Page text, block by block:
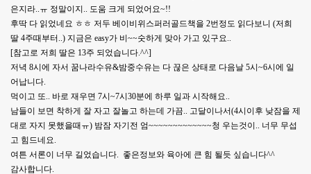
은지라..ㅠ 정말이지.. 도움 크게 되었어요~!!
후딱 다 읽었네요 ㅎㅎ 저두 베이비위스퍼러골드책을 2번정도 읽다보니 (저희
딸 4주때부터..) 지금은 easy가 비~~숫하게 맞아 가고 있구요..
[참고로 저희 딸은 13주 되었습니다.^^]
저녁 8시에 자서 꿈나라수유&밤중수유는 다 끊은 상태로 다음날 5시~6시에 일
어납니다.
먹이고 또.. 바로 재우면 7시~7시30분에 하루 일과 시작해요..
남들이 보면 착하게 잘 자고 잘놀고 하는데 가끔.. 고달이나서(4시이후 낮잠을 제
대로 자지 못했을때ㅠ) 밤잠 자기전 엄~~~~~~~~~~~~~청 우는것이.. 너무 무섭
고 힘드네요.
여튼 서론이 너무 길었습니다. 좋은정보와 육아에 큰 힘 될듯 싶습니다^^
감사합니다.